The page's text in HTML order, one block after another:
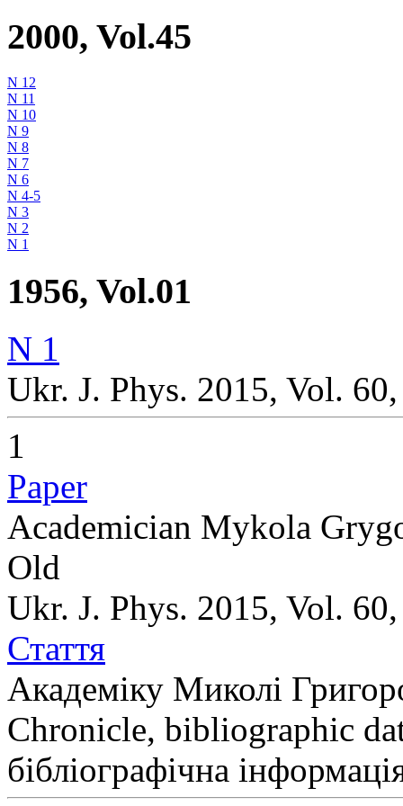
2000, Vol.45
N 12
N 11
N 10
N 9
N 8
N 7
N 6
N 4-5
N 3
N 2
N 1
1956, Vol.01
N 1
Ukr. J. Phys. 2015, Vol.
1
Paper
Academician Mykola
Old
Ukr. J. Phys. 2015, Vol.
Стаття
Академіку Миколі
Chronicle, bibliographic
бібліографічна